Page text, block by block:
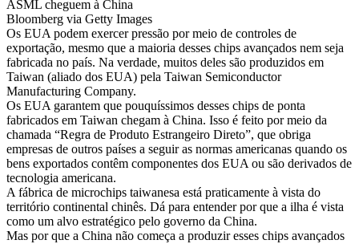
ASML cheguem à China
Bloomberg via Getty Images
Os EUA podem exercer pressão por meio de controles de
exportação, mesmo que a maioria desses chips avançados nem seja
fabricada no país. Na verdade, muitos deles são produzidos em
Taiwan (aliado dos EUA) pela Taiwan Semiconductor
Manufacturing Company.
Os EUA garantem que pouquíssimos desses chips de ponta
fabricados em Taiwan chegam à China. Isso é feito por meio da
chamada “Regra de Produto Estrangeiro Direto”, que obriga
empresas de outros países a seguir as normas americanas quando os
bens exportados contêm componentes dos EUA ou são derivados de
tecnologia americana.
A fábrica de microchips taiwanesa está praticamente à vista do
território continental chinês. Dá para entender por que a ilha é vista
como um alvo estratégico pelo governo da China.
Mas por que a China não começa a produzir esses chips avançados